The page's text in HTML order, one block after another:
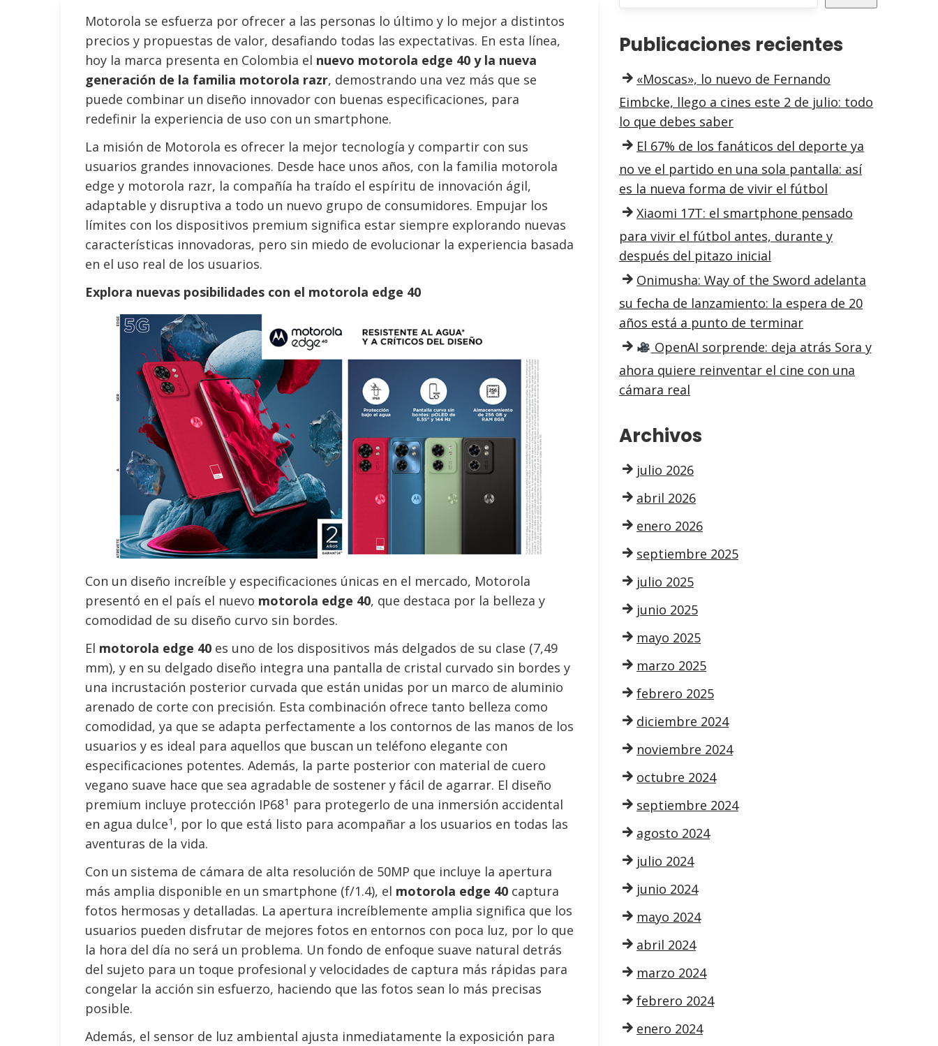
Motorola se esfuerza por ofrecer a las personas lo último y lo mejor a distintos
precios y propuestas de valor, desafiando todas las expectativas. En esta línea,
hoy la marca presenta en Colombia el nuevo motorola edge 40 y la nueva
generación de la familia motorola razr, demostrando una vez más que se
puede combinar un diseño innovador con buenas especificaciones, para
redefinir la experiencia de uso con un smartphone.
La misión de Motorola es ofrecer la mejor tecnología y compartir con sus
usuarios grandes innovaciones. Desde hace unos años, con la familia motorola
edge y motorola razr, la compañía ha traído el espíritu de innovación ágil,
adaptable y disruptiva a todo un nuevo grupo de consumidores. Empujar los
límites con los dispositivos premium significa estar siempre explorando nuevas
características innovadoras, pero sin miedo de evolucionar la experiencia basada
en el uso real de los usuarios.
Explora nuevas posibilidades con el motorola edge 40
Con un diseño increíble y especificaciones únicas en el mercado, Motorola
presentó en el país el nuevo motorola edge 40, que destaca por la belleza y
comodidad de su diseño curvo sin bordes.
El motorola edge 40 es uno de los dispositivos más delgados de su clase (7,49
mm), y en su delgado diseño integra una pantalla de cristal curvado sin bordes y
una incrustación posterior curvada que están unidas por un marco de aluminio
arenado de corte con precisión. Esta combinación ofrece tanto belleza como
comodidad, ya que se adapta perfectamente a los contornos de las manos de los
usuarios y es ideal para aquellos que buscan un teléfono elegante con
especificaciones potentes. Además, la parte posterior con material de cuero
vegano suave hace que sea agradable de sostener y fácil de agarrar. El diseño
premium incluye protección IP681 para protegerlo de una inmersión accidental
en agua dulce1 , por lo que está listo para acompañar a los usuarios en todas las
aventuras de la vida.
Con un sistema de cámara de alta resolución de 50MP que incluye la apertura
más amplia disponible en un smartphone (f/1.4), el motorola edge 40 captura
fotos hermosas y detalladas. La apertura increíblemente amplia significa que los
usuarios pueden disfrutar de mejores fotos en entornos con poca luz, por lo que
la hora del día no será un problema. Un fondo de enfoque suave natural detrás
del sujeto para un toque profesional y velocidades de captura más rápidas para
congelar la acción sin esfuerzo, haciendo que las fotos sean lo más precisas
posible.
Además, el sensor de luz ambiental ajusta inmediatamente la exposición para
Publicaciones recientes
«Moscas», lo nuevo de Fernando
Eimbcke, llego a cines este 2 de julio: todo
lo que debes saber
El 67% de los fanáticos del deporte ya
no ve el partido en una sola pantalla: así
es la nueva forma de vivir el fútbol
Xiaomi 17T: el smartphone pensado
para vivir el fútbol antes, durante y
después del pitazo inicial
Onimusha: Way of the Sword adelanta
su fecha de lanzamiento: la espera de 20
años está a punto de terminar
OpenAI sorprende: deja atrás Sora y
ahora quiere reinventar el cine con una
cámara real
Archivos
julio 2026
abril 2026
enero 2026
septiembre 2025
julio 2025
junio 2025
mayo 2025
marzo 2025
febrero 2025
diciembre 2024
noviembre 2024
octubre 2024
septiembre 2024
agosto 2024
julio 2024
junio 2024
mayo 2024
abril 2024
marzo 2024
febrero 2024
enero 2024